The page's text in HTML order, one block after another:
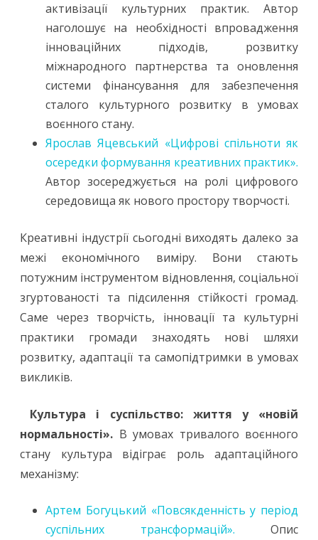
активізації культурних практик. Автор
наголошує на необхідності впровадження
інноваційних підходів, розвитку
міжнародного партнерства та оновлення
системи фінансування для забезпечення
сталого культурного розвитку в умовах
воєнного стану.
Ярослав Яцевський «Цифрові спільноти як
осередки формування креативних практик».
Автор зосереджується на ролі цифрового
середовища як нового простору творчості.
Креативні індустрії сьогодні виходять далеко за
межі економічного виміру. Вони стають
потужним інструментом відновлення, соціальної
згуртованості та підсилення стійкості громад.
Саме через творчість, інновації та культурні
практики громади знаходять нові шляхи
розвитку, адаптації та самопідтримки в умовах
викликів.
Культура і суспільство: життя у «новій
нормальності». В умовах тривалого воєнного
стану культура відіграє роль адаптаційного
механізму:
Артем Богуцький «Повсякденність у період
суспільних трансформацій». Опис